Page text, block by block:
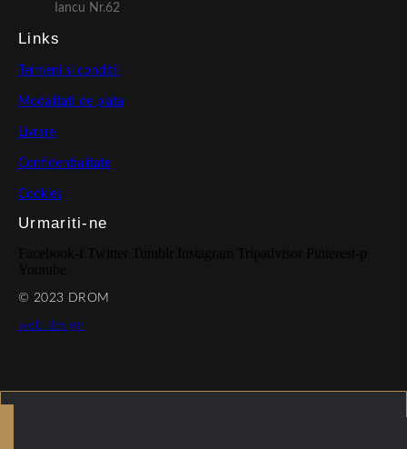
Iancu Nr.62
Links
Termeni si conditii
Modalitati de plata
Livrare
Confidentialitate
Cookies
Urmariti-ne
© 2023 DROM
web design